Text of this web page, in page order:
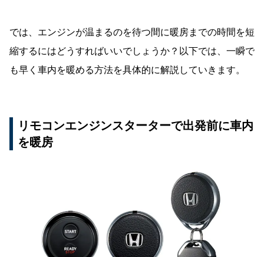
では、エンジンが温まるのを待つ間に暖房までの時間を短
縮するにはどうすればいいでしょうか？以下では、一瞬で
も早く車内を暖める方法を具体的に解説していきます。
リモコンエンジンスターターで出発前に車内
を暖房